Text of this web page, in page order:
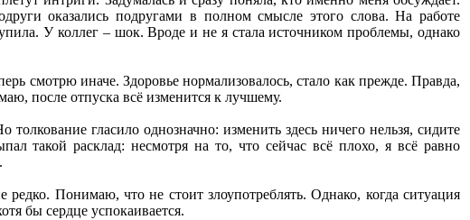
оказались подругами в полном смысле этого слова. На работе
У коллег – шок. Вроде и не я стала источником проблемы, однако
смотрю иначе. Здоровье нормализовалось, стало как прежде. Правда,
после отпуска всё изменится к лучшему.
гласило однозначно: изменить здесь ничего нельзя, сидите
такой расклад: несмотря на то, что сейчас всё плохо, я всё равно
Понимаю, что не стоит злоупотреблять. Однако, когда ситуация
бы сердце успокаивается.